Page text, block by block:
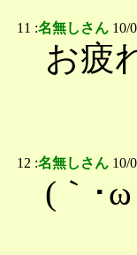
11 :名無しさん 10/
お疲
12 :名無しさん 10/
(｀･ω